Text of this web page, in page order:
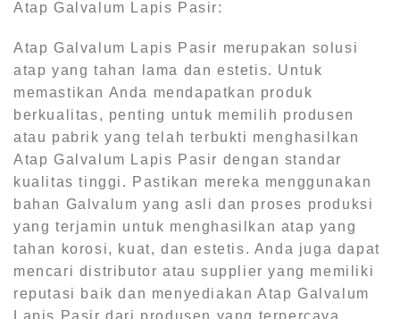
Atap Galvalum Lapis Pasir:
Atap Galvalum Lapis Pasir merupakan solusi
atap yang tahan lama dan estetis. Untuk
memastikan Anda mendapatkan produk
berkualitas, penting untuk memilih produsen
atau pabrik yang telah terbukti menghasilkan
Atap Galvalum Lapis Pasir dengan standar
kualitas tinggi. Pastikan mereka menggunakan
bahan Galvalum yang asli dan proses produksi
yang terjamin untuk menghasilkan atap yang
tahan korosi, kuat, dan estetis. Anda juga dapat
mencari distributor atau supplier yang memiliki
reputasi baik dan menyediakan Atap Galvalum